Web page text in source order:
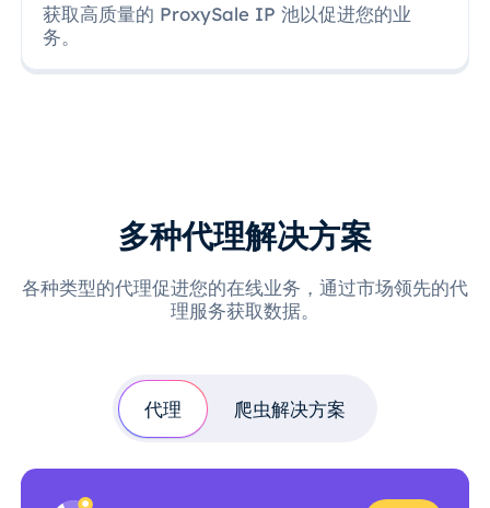
获取高质量的 ProxySale IP 池以促进您的业
务。
多种代理解决方案
各种类型的代理促进您的在线业务，通过市场领先的代
理服务获取数据。
代理 爬虫解决方案